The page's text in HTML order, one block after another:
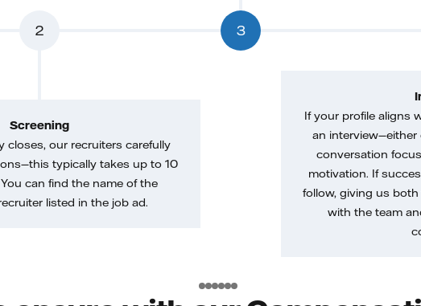
2
Screening
closes, our recruiters carefully
typically takes up to 10
can find the name of the
listed in the job ad.
3
If your profile aligns
an interview—either
conversation
motivation. If
follow, giving us
with the team